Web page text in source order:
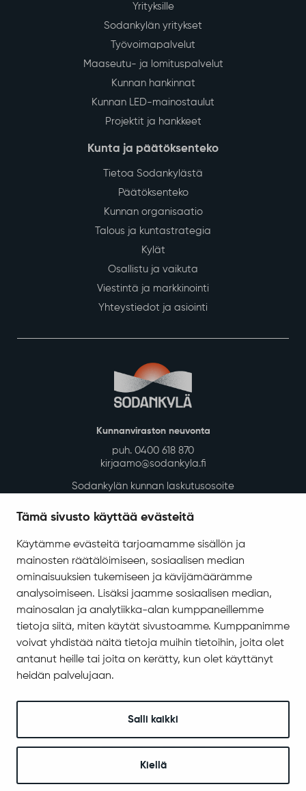
Tämä sivusto käyttää evästeitä
Käytämme evästeitä tarjoamamme sisällön ja
mainosten räätälöimiseen, sosiaalisen median
ominaisuuksien tukemiseen ja kävijämäärämme
analysoimiseen. Lisäksi jaamme sosiaalisen median,
mainosalan ja analytiikka-alan kumppaneillemme
tietoja siitä, miten käytät sivustoamme. Kumppanimme
voivat yhdistää näitä tietoja muihin tietoihin, joita olet
antanut heille tai joita on kerätty, kun olet käyttänyt
heidän palvelujaan.
Salli kaikki
Kiellä
Yrityksille
Sodankylän yritykset
Työvoimapalvelut
Maaseutu- ja lomituspalvelut
Kunnan hankinnat
Kunnan LED-mainostaulut
Projektit ja hankkeet
Kunta ja päätöksenteko
Tietoa Sodankylästä
Päätöksenteko
Kunnan organisaatio
Talous ja kuntastrategia
Kylät
Osallistu ja vaikuta
Viestintä ja markkinointi
Yhteystiedot ja asiointi
Kunnanviraston neuvonta
puh. 0400 618 870
kirjaamo@sodankyla.fi
Sodankylän kunnan laskutusosoite
Asiakirjajulkisuuskuvaus
Evästeiden hallinta
Yhteystiedot
Jäämerentie 1, 99601 Sodankylä
Kaikki yhteystiedot
Henkilökunnan intranet
Seuraa meitä